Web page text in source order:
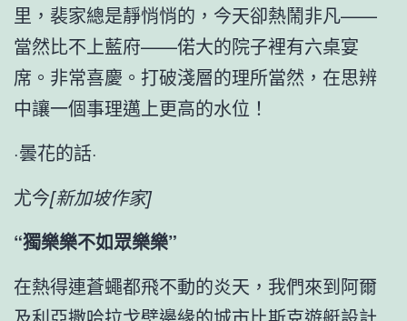
里，裴家總是靜悄悄的，今天卻熱鬧非凡——
當然比不上藍府——偌大的院子裡有六桌宴
席。非常喜慶。打破淺層的理所當然，在思辨
中讓一個事理邁上更高的水位！
·曇花的話·
尤今[新加坡作家]
“獨樂樂不如眾樂樂”
在熱得連蒼蠅都飛不動的炎天，我們來到阿爾